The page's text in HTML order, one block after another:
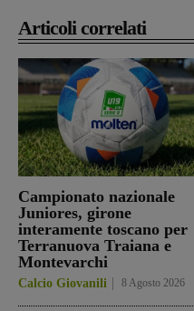
Articoli correlati
Campionato nazionale
Juniores, girone
interamente toscano per
Terranuova Traiana e
Montevarchi
Calcio Giovanili 8 Agosto 2026